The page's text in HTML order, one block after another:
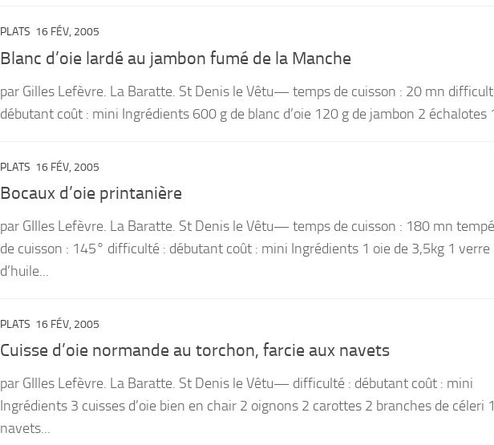
PLATS 16 FÉV, 2005
Blanc d’oie lardé au jambon fumé de la Manche
par Gilles Lefèvre. La Baratte. St Denis le Vêtu— temps de cuisson : 20 mn
débutant coût : mini Ingrédients 600 g de blanc d’oie 120 g de jambon 2 échalotes
PLATS 16 FÉV, 2005
Bocaux d’oie printanière
par GIlles Lefèvre. La Baratte. St Denis le Vêtu— temps de cuisson : 180 mn
de cuisson : 145° difficulté : débutant coût : mini Ingrédients 1 oie de 3,5kg 1 verre
d’huile...
PLATS 16 FÉV, 2005
Cuisse d’oie normande au torchon, farcie aux navets
par GIlles Lefèvre. La Baratte. St Denis le Vêtu— difficulté : débutant coût : mini
Ingrédients 3 cuisses d’oie bien en chair 2 oignons 2 carottes 2 branches de céleri
navets...